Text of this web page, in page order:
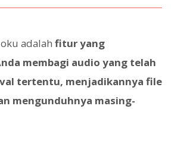
adalah fitur yang
membagi audio yang telah
tertentu, menjadikannya file
mengunduhnya masing-